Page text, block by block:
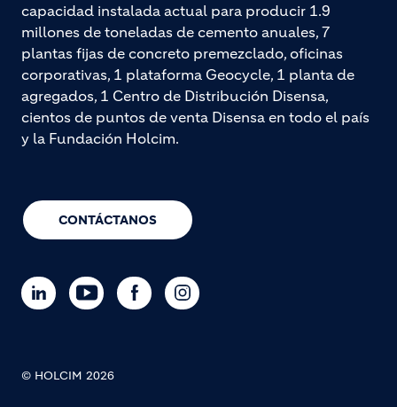
CONTÁCTANOS
capacidad instalada actual para producir 1.9
millones de toneladas de cemento anuales, 7
plantas fijas de concreto premezclado, oficinas
corporativas, 1 plataforma Geocycle, 1 planta de
agregados, 1 Centro de Distribución Disensa,
cientos de puntos de venta Disensa en todo el país
y la Fundación Holcim.
© HOLCIM 2026